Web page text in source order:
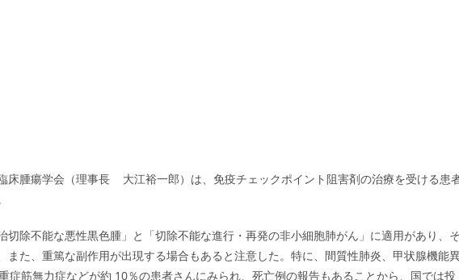
腫瘍学会（理事長 大江裕一郎）は、免疫チェックポイント阻害剤の治療を受ける患
切除不能な悪性黒色腫」と「切除不能な進行・再発の非小細胞肺がん」に適用があり、そ
また、重篤な副作用が出現する場合もあると注意した。特に、間質性肺炎、甲状腺機能
症筋無力症などが約 10％の患者さんにみられ、死亡例の報告もあることから、国では投